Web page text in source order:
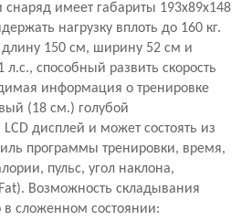
снаряд имеет габариты 193x89x148
нагрузку вплоть до 160 кг.
длину 150 см, ширину 52 см и
способный развить скорость
информация о тренировке
(18 см.) голубой
дисплей и может состоять из
программы тренировки, время,
пульс, угол наклона,
Возможность складывания
сложенном состоянии: